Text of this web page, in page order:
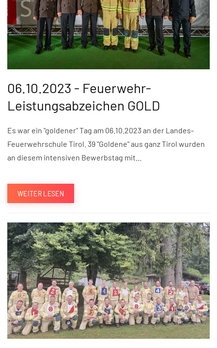
06.10.2023 - Feuerwehr-
Leistungsabzeichen GOLD
Es war ein "goldener" Tag am 06.10.2023 an der Landes-
Feuerwehrschule Tirol. 39 "Goldene" aus ganz Tirol wurden
an diesem intensiven Bewerbstag mit…
WEITER LESEN